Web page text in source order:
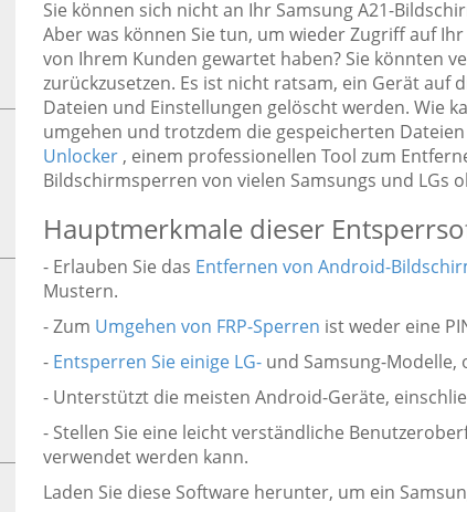
Sie können sich nicht an Ihr Samsung A21-
Aber was können Sie tun, um wieder Zugriff auf
von Ihrem Kunden gewartet haben? Sie könnten
zurückzusetzen. Es ist nicht ratsam, ein Gerät auf
Dateien und Einstellungen gelöscht werden. Wie
umgehen und trotzdem die gespeicherten
Unlocker , einem professionellen Tool zum
Bildschirmsperren von vielen Samsungs und LGs
Hauptmerkmale dieser
- Erlauben Sie das Entfernen von Android-
Mustern.
- Zum Umgehen von FRP-Sperren ist weder eine
- Entsperren Sie einige LG- und Samsung-Modelle,
- Unterstützt die meisten Android-Geräte,
- Stellen Sie eine leicht verständliche
verwendet werden kann.
Laden Sie diese Software herunter, um ein